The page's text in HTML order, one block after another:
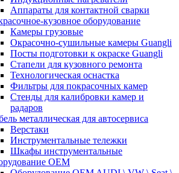
Аппараты для контактной сварки
кузовное оборудование
Камеры грузовые
Окрасочно-сушильные камеры Guangli
Посты подготовки к окраске Guangli
Стапели для кузовного ремонта
Технологическая оснастка
Фильтры для покрасочных камер
Стенды для калибровки камер и
радаров
металлическая для автосервиса
Верстаки
Инструментальные тележки
Шкафы инструментальные
OEM